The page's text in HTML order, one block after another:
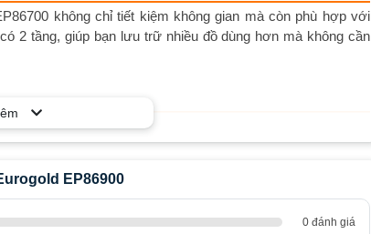
không chỉ tiết kiệm không gian mà còn phù hợp với
2 tầng, giúp bạn lưu trữ nhiều đồ dùng hơn mà không cần
là chén đĩa, giúp bạn dễ dàng sắp xếp, lau khô và lưu trữ
xoong, nồi, mang lại sự tiện lợi cho việc lưu trữ đồ dùng
EP86900
0 đánh giá